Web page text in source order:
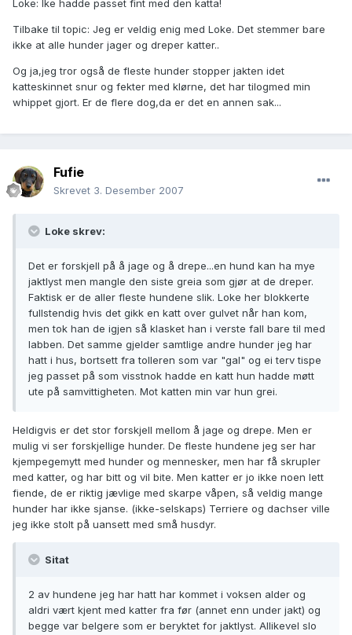
Loke: Ike hadde passet fint med den katta!
Tilbake til topic: Jeg er veldig enig med Loke. Det stemmer bare
ikke at alle hunder jager og dreper katter..
Og ja,jeg tror også de fleste hunder stopper jakten idet
katteskinnet snur og fekter med klørne, det har tilogmed min
whippet gjort. Er de flere dog,da er det en annen sak...
Fufie
Skrevet 3. Desember 2007
Loke skrev:
Det er forskjell på å jage og å drepe...en hund kan ha mye
jaktlyst men mangle den siste greia som gjør at de dreper.
Faktisk er de aller fleste hundene slik. Loke her blokkerte
fullstendig hvis det gikk en katt over gulvet når han kom,
men tok han de igjen så klasket han i verste fall bare til med
labben. Det samme gjelder samtlige andre hunder jeg har
hatt i hus, bortsett fra tolleren som var "gal" og ei terv tispe
jeg passet på som visstnok hadde en katt hun hadde møtt
ute på samvittigheten. Mot katten min var hun grei.
Heldigvis er det stor forskjell mellom å jage og drepe. Men er
mulig vi ser forskjellige hunder. De fleste hundene jeg ser har
kjempegemytt med hunder og mennesker, men har få skrupler
med katter, og har bitt og vil bite. Men katter er jo ikke noen lett
fiende, de er riktig jævlige med skarpe våpen, så veldig mange
hunder har ikke sjanse. (ikke-selskaps) Terriere og dachser ville
jeg ikke stolt på uansett med små husdyr.
Sitat
2 av hundene jeg har hatt har kommet i voksen alder og
aldri vært kjent med katter fra før (annet enn under jakt) og
begge var belgere som er beryktet for jaktlyst. Allikevel slo